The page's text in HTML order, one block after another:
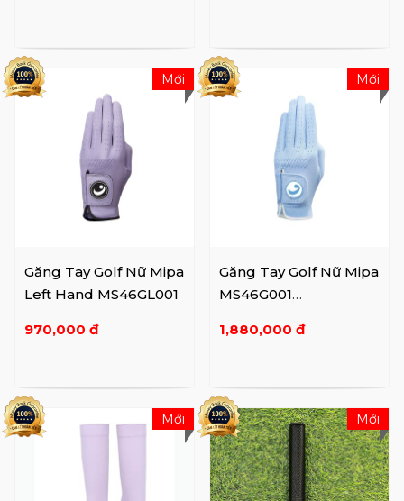
Găng Tay Golf Nữ Mipa
Left Hand MS46GL001
970,000 đ
Mới
Găng Tay Golf Nữ Mipa
MS46G001
1,880,000 đ
Mới
Mới Mới